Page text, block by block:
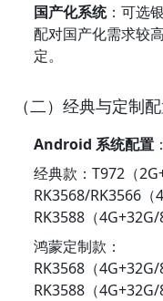
国产化系统：可选
配对国产化需求较
定。
（二）经典与定制
Android 系统配置 ：
经典款：T972（
RK3568/RK3566（
RK3588（
鸿蒙定制款：
RK3568（4G+32G/
RK3588（4G+32G/